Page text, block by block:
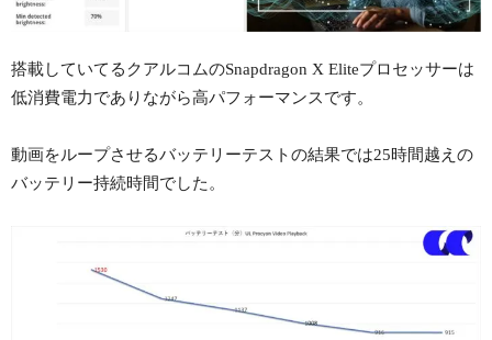
搭載していてるクアルコムのSnapdragon X Eliteプロセッサーは
低消費電力でありながら高パフォーマンスです。
動画をループさせるバッテリーテストの結果では25時間越えの
バッテリー持続時間でした。